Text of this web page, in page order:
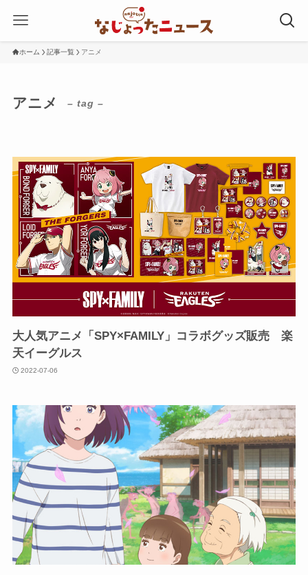
ホーム 記事一覧 アニメ
アニメ – tag –
大人気アニメ「SPY×FAMILY」コラボグッズ販売 楽
天イーグルス
2022-07-06